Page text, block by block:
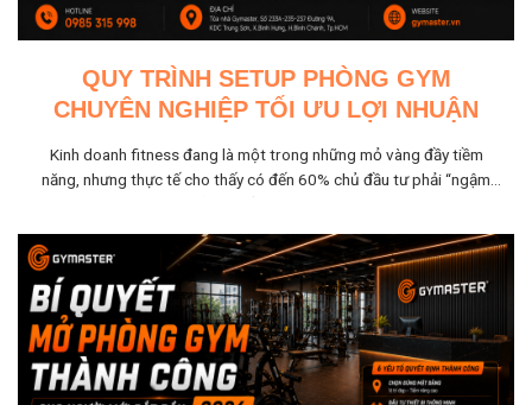
QUY TRÌNH SETUP PHÒNG GYM
CHUYÊN NGHIỆP TỐI ƯU LỢI NHUẬN
Kinh doanh fitness đang là một trong những mỏ vàng đầy tiềm
năng, nhưng thực tế cho thấy có đến 60% chủ đầu tư phải “ngậm